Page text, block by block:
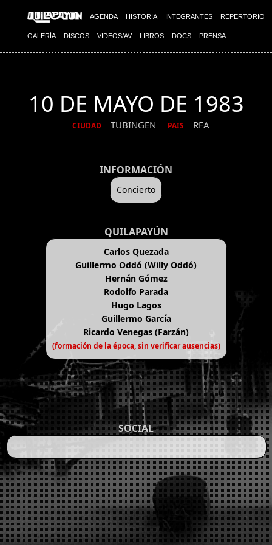
AGENDA HISTORIA INTEGRANTES REPERTORIO
GALERÍA DISCOS VIDEOS/AV LIBROS DOCS PRENSA
10 DE MAYO DE 1983
CIUDAD TUBINGEN PAIS RFA
INFORMACIÓN
Concierto
QUILAPAYÚN
Carlos Quezada
Guillermo Oddó (Willy Oddó)
Hernán Gómez
Rodolfo Parada
Hugo Lagos
Guillermo García
Ricardo Venegas (Farzán)
(formación de la época, sin verificar ausencias)
SOCIAL